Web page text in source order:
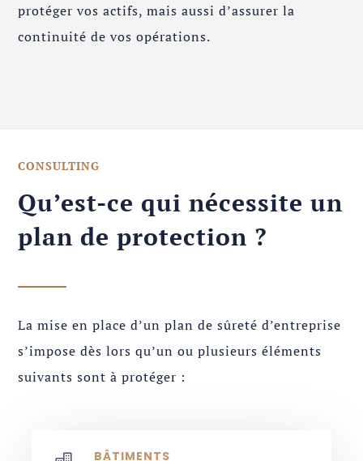
protéger vos actifs, mais aussi d’assurer la
continuité de vos opérations.
CONSULTING
Qu’est-ce qui nécessite un
plan de protection ?
La mise en place d’un plan de sûreté d’entreprise
s’impose dès lors qu’un ou plusieurs éléments
suivants sont à protéger :
BÂTIMENTS